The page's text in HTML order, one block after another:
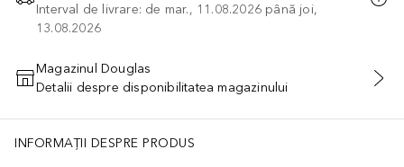
Interval de livrare: de mar., 11.08.2026 până joi,
13.08.2026
ADĂUGAȚI ÎN COŞ
Magazinul Douglas
Detalii despre disponibilitatea magazinului
INFORMAȚII DESPRE PRODUS